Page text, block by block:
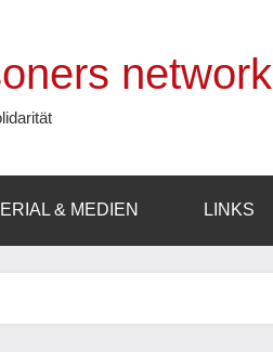
network
& MEDIEN LINKS